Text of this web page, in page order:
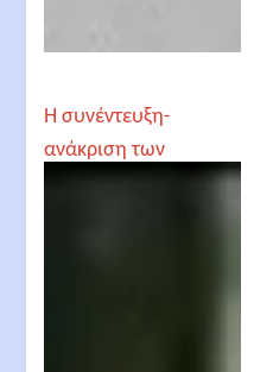
Η συνέντευξη-
ανάκριση των
φοιτητών στον Νίκο